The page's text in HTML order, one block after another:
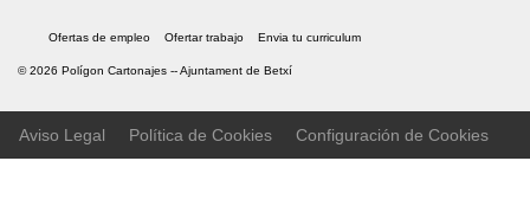
Ofertas de empleo Ofertar trabajo Envia tu curriculum
© 2026 Polígon Cartonajes --Ajuntament de Betxí
Aviso Legal Política de Cookies Configuración de Cookies